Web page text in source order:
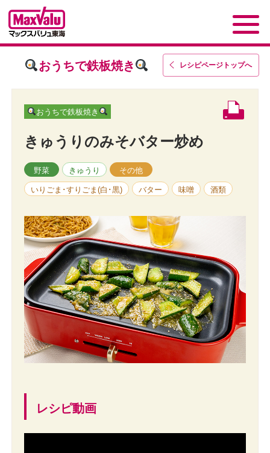
レシピページトップへ
おうちで鉄板焼き
おうちで鉄板焼き
きゅうりのみそバター炒め
野菜 きゅうり その他
いりごま･すりごま(白･黒) バター 味噌 酒類
レシピ動画